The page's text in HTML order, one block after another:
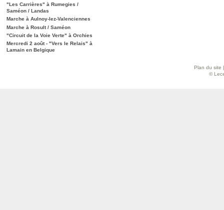
"Les Carrières" à Rumegies /
Saméon / Landas
Marche à Aulnoy-lez-Valenciennes
Marche à Rosult / Saméon
"Circuit de la Voie Verte" à Orchies
Mercredi 2 août - "Vers le Relais" à
Lamain en Belgique
Plan du site
©